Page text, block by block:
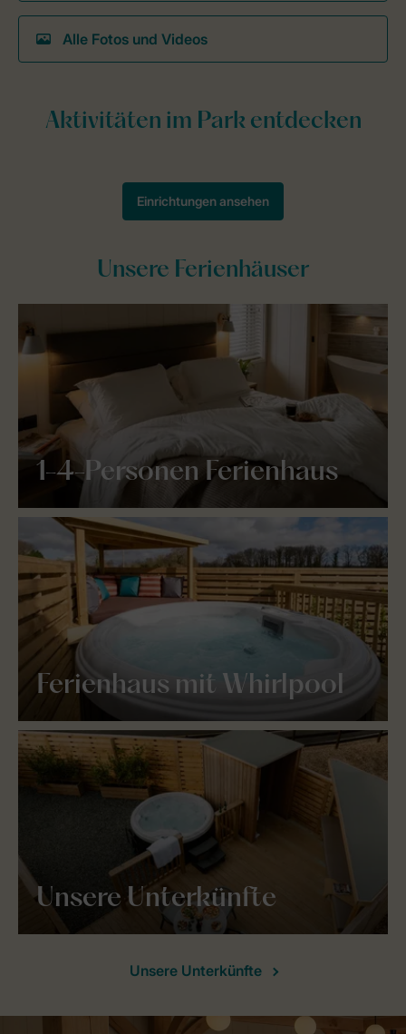
Alle Fotos und Videos
Unsere Ferienhäuser
1-4-Personen Ferienhaus
Ferienhaus mit Whirlpool
Unsere Unterkünfte
Unsere Unterkünfte